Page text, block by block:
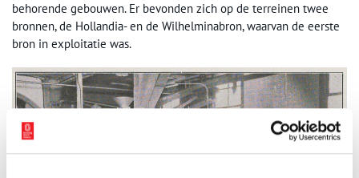
behorende gebouwen. Er bevonden zich op de terreinen twee
bronnen, de Hollandia- en de Wilhelminabron, waarvan de eerste
bron in exploitatie was.